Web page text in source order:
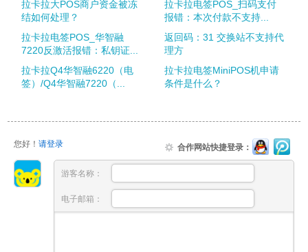
拉卡拉大POS商户资金被冻
结如何处理？
拉卡拉电签POS_扫码支付
报错：本次付款不支持...
拉卡拉电签POS_华智融
7220反激活报错：私钥证...
返回码：31 交换站不支持代
理方
拉卡拉Q4华智融6220（电
签）/Q4华智融7220（...
拉卡拉电签MiniPOS机申请
条件是什么？
您好！ 请登录 合作网站快捷登录：
游客名称：
电子邮箱：